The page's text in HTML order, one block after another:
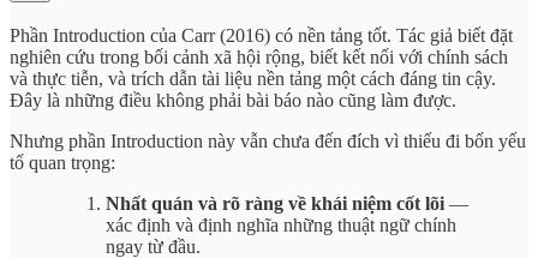
Phần Introduction của Carr (2016) có nền tảng tốt. Tác giả biết đặt
nghiên cứu trong bối cảnh xã hội rộng, biết kết nối với chính sách
và thực tiễn, và trích dẫn tài liệu nền tảng một cách đáng tin cậy.
Đây là những điều không phải bài báo nào cũng làm được.
Nhưng phần Introduction này vẫn chưa đến đích vì thiếu đi bốn yếu
tố quan trọng:
Nhất quán và rõ ràng về khái niệm cốt lõi —
xác định và định nghĩa những thuật ngữ chính
ngay từ đầu.